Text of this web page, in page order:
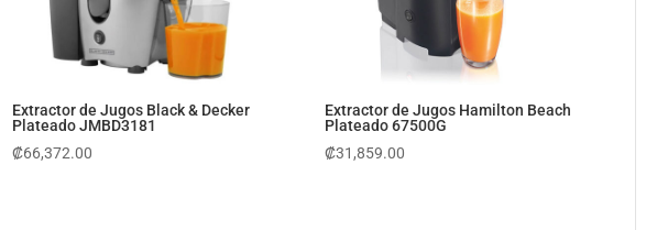
Extractor de Jugos Black & Decker
Plateado JMBD3181
₡66,372.00
Extractor de Jugos Hamilton Beach
Plateado 67500G
₡31,859.00